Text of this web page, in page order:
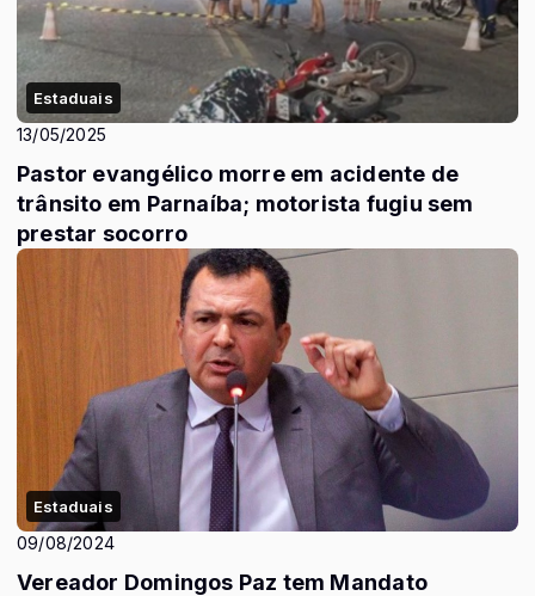
Estaduais
13/05/2025
Pastor evangélico morre em acidente de
trânsito em Parnaíba; motorista fugiu sem
prestar socorro
Estaduais
09/08/2024
Vereador Domingos Paz tem Mandato